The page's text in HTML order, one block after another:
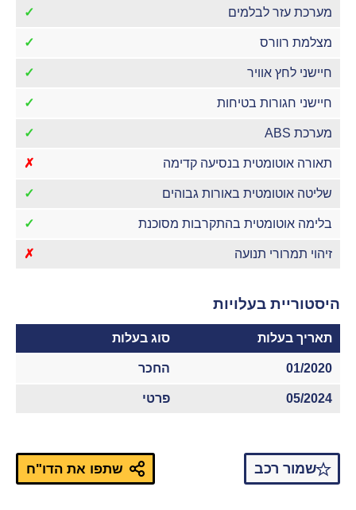
מערכת עזר לבלמים ✓
מצלמת רוורס ✓
חיישני לחץ אוויר ✓
חיישני חגורות בטיחות ✓
מערכת ABS ✓
תאורה אוטומטית בנסיעה קדימה ✗
שליטה אוטומטית באורות גבוהים ✓
בלימה אוטומטית בהתקרבות מסוכנת ✓
זיהוי תמרורי תנועה ✗
היסטוריית בעלויות
תאריך בעלות סוג בעלות
01/2020 החכר
05/2024 פרטי
שמור רכב שתפו את הדו"ח